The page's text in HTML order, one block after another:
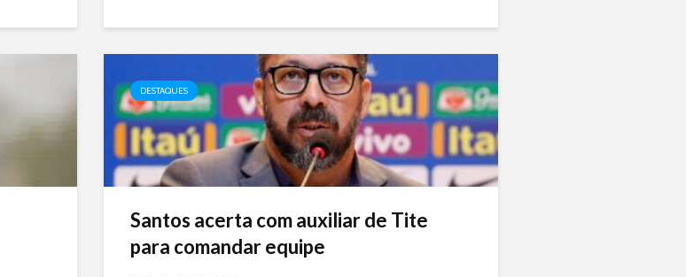
DESTAQUES
Santos acerta com auxiliar de Tite
para comandar equipe